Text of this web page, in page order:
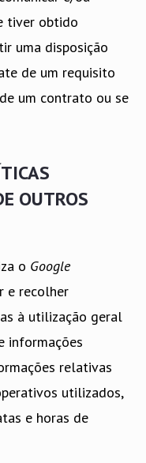
tiver obtido
uma disposição
de um requisito
um contrato ou se
OUTROS
o Google
e recolher
à utilização geral
informações
relativas
utilizados,
e horas de